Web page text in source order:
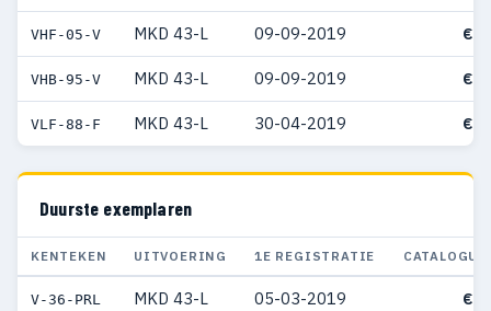
VHF-05-V MKD 43-L 09-09-2019 €
VHB-95-V MKD 43-L 09-09-2019 €
VLF-88-F MKD 43-L 30-04-2019 €
Duurste exemplaren
KENTEKEN UITVOERING 1E REGISTRATIE
V-36-PRL MKD 43-L 05-03-2019 €